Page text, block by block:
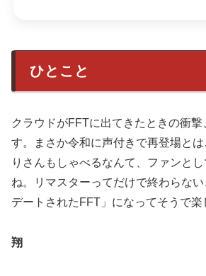
ひとこと
クラウドがFFTに出てきたときの衝撃
す。まさか令和に声付きで再登場と
りさんもしゃべるなんて、ファンと
ね。リマスターってだけで終わらな
デートされたFFT」になってそうで楽
翔